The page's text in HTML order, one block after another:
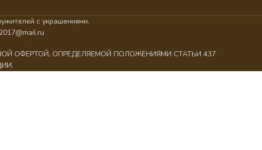
с украшениями.
ОФЕРТОЙ, ОПРЕДЕЛЯЕМОЙ ПОЛОЖЕНИЯМИ СТАТЬИ 437